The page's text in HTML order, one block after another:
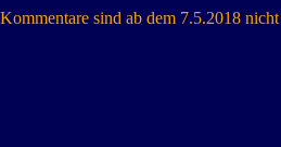
Kommentare sind ab dem 7.5.2018